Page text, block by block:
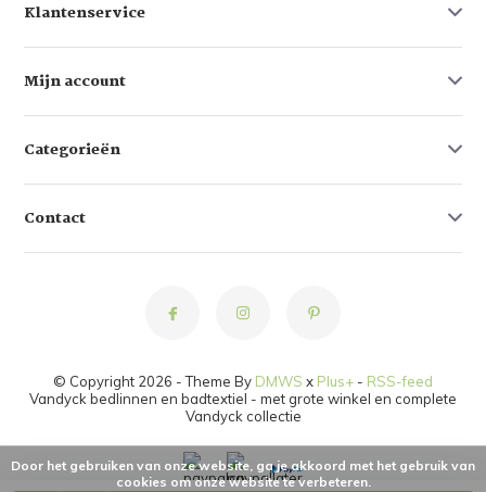
Klantenservice
Mijn account
Categorieën
Contact
© Copyright 2026 - Theme By DMWS x Plus+ - RSS-feed
Vandyck bedlinnen en badtextiel - met grote winkel en complete
Vandyck collectie
Door het gebruiken van onze website, ga je akkoord met het gebruik van
cookies om onze website te verbeteren.